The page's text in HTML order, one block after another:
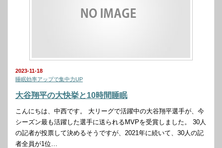
2023-11-18
睡眠効率アップで集中力UP
大谷翔平の大快挙と10時間睡眠
こんにちは、中西です。 大リーグで活躍中の大谷翔平選手が、今
シーズン最も活躍した選手に送られるMVPを受賞しました。 30人
の記者が投票して決めるそうですが、2021年に続いて、30人の記
者全員が1位…